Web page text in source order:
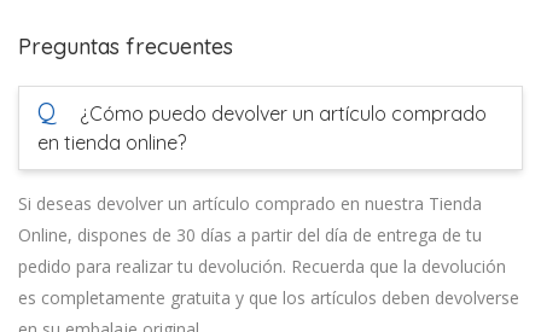
Preguntas frecuentes
Q
¿Cómo puedo devolver un artículo comprado
en tienda online?
Si deseas devolver un artículo comprado en nuestra Tienda
Online, dispones de 30 días a partir del día de entrega de tu
pedido para realizar tu devolución. Recuerda que la devolución
es completamente gratuita y que los artículos deben devolverse